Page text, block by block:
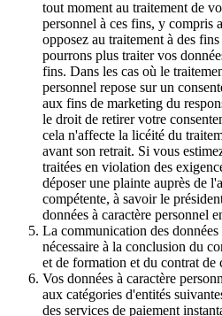
tout moment au traitement de
personnel à ces fins, y compris
opposez au traitement à des
pourrons plus traiter vos
fins. Dans les cas où le
personnel repose sur un
aux fins de marketing du
le droit de retirer votre
cela n'affecte la licéité du
avant son retrait. Si vous
traitées en violation des
déposer une plainte auprès de
compétente, à savoir le
données à caractère personnel
La communication des
nécessaire à la conclusion du
et de formation et du contrat de
Vos données à caractère
aux catégories d'entités
des services de paiement